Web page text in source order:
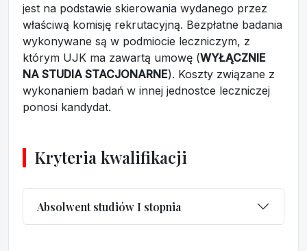
jest na podstawie skierowania wydanego przez
właściwą komisję rekrutacyjną. Bezpłatne badania
wykonywane są w podmiocie leczniczym, z
którym UJK ma zawartą umowę (WYŁĄCZNIE
NA STUDIA STACJONARNE). Koszty związane z
wykonaniem badań w innej jednostce leczniczej
ponosi kandydat.
Kryteria kwalifikacji
Absolwent studiów I stopnia